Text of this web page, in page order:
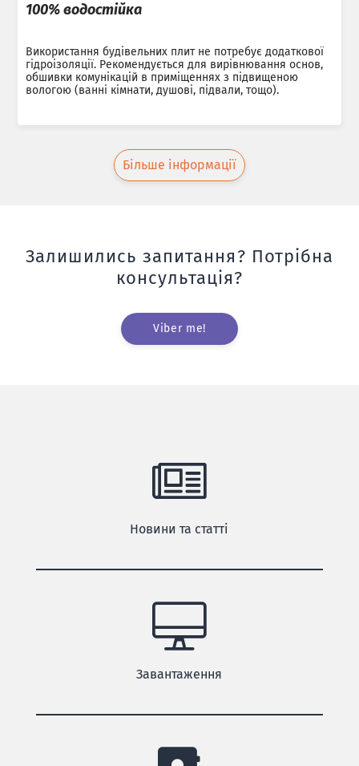
100% водостійка
Використання будівельних плит не потребує додаткової
гідроізоляції. Рекомендується для вирівнювання основ,
обшивки комунікацій в приміщеннях з підвищеною
вологою (ванні кімнати, душові, підвали, тощо).
Більше інформації
Залишились запитання? Потрібна
консультація?
Viber me!
Новини та статті
Завантаження